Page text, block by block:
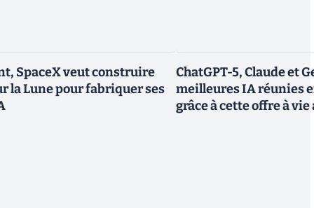
SpaceX veut construire
la Lune pour fabriquer ses
ChatGPT-5, Claude et
meilleures IA réunies
grâce à cette offre à vie